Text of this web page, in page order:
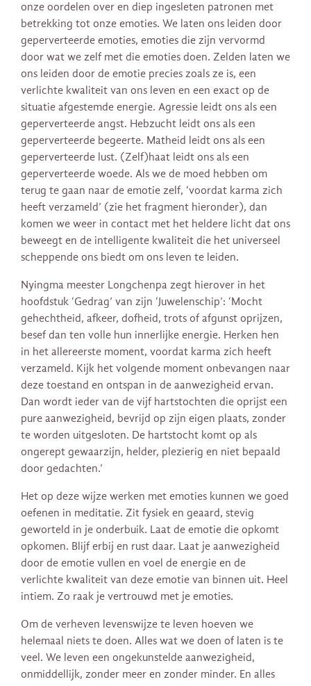
onze oordelen over en diep ingesleten patronen met
betrekking tot onze emoties. We laten ons leiden door
geperverteerde emoties, emoties die zijn vervormd
door wat we zelf met die emoties doen. Zelden laten we
ons leiden door de emotie precies zoals ze is, een
verlichte kwaliteit van ons leven en een exact op de
situatie afgestemde energie. Agressie leidt ons als een
geperverteerde angst. Hebzucht leidt ons als een
geperverteerde begeerte. Matheid leidt ons als een
geperverteerde lust. (Zelf)haat leidt ons als een
geperverteerde woede. Als we de moed hebben om
terug te gaan naar de emotie zelf, ‘voordat karma zich
heeft verzameld’ (zie het fragment hieronder), dan
komen we weer in contact met het heldere licht dat ons
beweegt en de intelligente kwaliteit die het universeel
scheppende ons biedt om ons leven te leiden.
Nyingma meester Longchenpa zegt hierover in het
hoofdstuk ‘Gedrag’ van zijn ‘Juwelenschip’: ‘Mocht
gehechtheid, afkeer, dofheid, trots of afgunst oprijzen,
besef dan ten volle hun innerlijke energie. Herken hen
in het allereerste moment, voordat karma zich heeft
verzameld. Kijk het volgende moment onbevangen naar
deze toestand en ontspan in de aanwezigheid ervan.
Dan wordt ieder van de vijf hartstochten die oprijst een
pure aanwezigheid, bevrijd op zijn eigen plaats, zonder
te worden uitgesloten. De hartstocht komt op als
ongerept gewaarzijn, helder, plezierig en niet bepaald
door gedachten.’
Het op deze wijze werken met emoties kunnen we goed
oefenen in meditatie. Zit fysiek en geaard, stevig
geworteld in je onderbuik. Laat de emotie die opkomt
opkomen. Blijf erbij en rust daar. Laat je aanwezigheid
door de emotie vullen en voel de energie en de
verlichte kwaliteit van deze emotie van binnen uit. Heel
intiem. Zo raak je vertrouwd met je emoties.
Om de verheven levenswijze te leven hoeven we
helemaal niets te doen. Alles wat we doen of laten is te
veel. We leven een ongekunstelde aanwezigheid,
onmiddellijk, zonder meer en zonder minder. En alles